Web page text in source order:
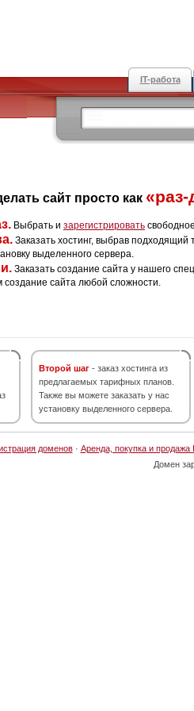
IT-работа
сайт просто как «раз-
Выбрать и зарегистрировать
Заказать хостинг, выбрав
выделенного сервера.
Заказать создание сайта у нашего
создание сайта любой сложности.
Второй шаг - заказ хостинга из
предлагаемых тарифных планов.
Также вы можете заказать у нас
установку выделенного сервера.
доменов· Аренда, покупка и продажа
Домен